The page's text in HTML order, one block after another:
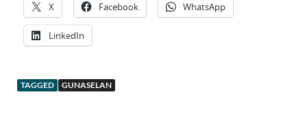
X Facebook WhatsApp
LinkedIn
TAGGED GUNASELAN